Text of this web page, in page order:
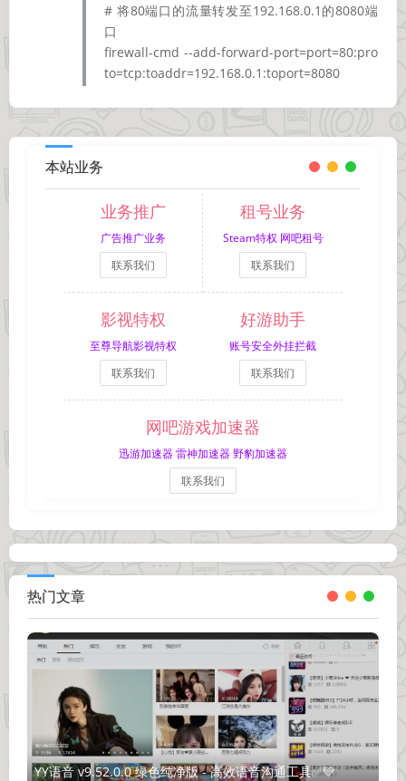
# 将80端口的流量转发至192.168.0.1的8080端
口
firewall-cmd --add-forward-port=port=80:pro
to=tcp:toaddr=192.168.0.1:toport=8080
本站业务
业务推广
广告推广业务
联系我们
租号业务
Steam特权 网吧租号
联系我们
影视特权
至尊导航影视特权
联系我们
好游助手
账号安全外挂拦截
联系我们
网吧游戏加速器
迅游加速器 雷神加速器 野豹加速器
联系我们
热门文章
YY语音 v9.52.0.0 绿色纯净版 - 高效语音沟通工具✅💚